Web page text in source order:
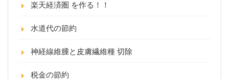
楽天経済圏 を作る！！
水道代の節約
神経線維腫と皮膚繊維種 切除
税金の節約